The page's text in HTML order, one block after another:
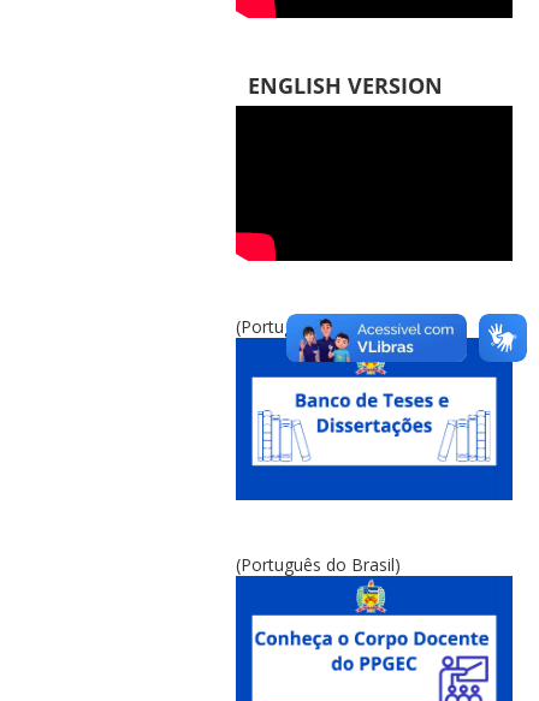
ENGLISH VERSION
(Português do Brasil)
(Português do Brasil)